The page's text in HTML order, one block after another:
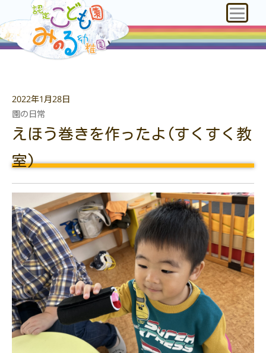
2022年1月28日
園の日常
えほう巻きを作ったよ(すくすく教
室)